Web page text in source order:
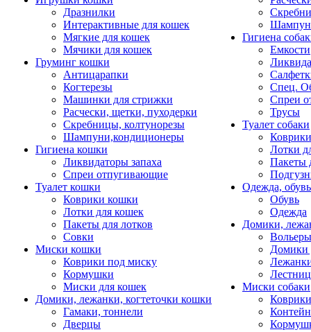
Дразнилки
Интерактивные для кошек
Мягкие для кошек
Мячики для кошек
Груминг кошки
Антицарапки
Когтерезы
Машинки для стрижки
Расчески, щетки, пуходерки
Скребницы, колтунорезы
Шампуни,кондиционеры
Гигиена кошки
Ликвидаторы запаха
Спреи отпугивающие
Туалет кошки
Коврики кошки
Лотки для кошек
Пакеты для лотков
Совки
Миски кошки
Коврики под миску
Кормушки
Миски для кошек
Домики, лежанки, когтеточки кошки
Гамаки, тоннели
Дверцы
Гигиена
Емкости
Спец.
Спреи
Трусы
Туалет собаки
Коврики
Лотки
Пакеты
Одежда, обувь
Обувь
Одежда
Домики,
Домики
Миски собаки